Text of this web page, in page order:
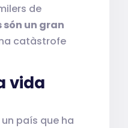
de
són un gran
catàstrofe
vida
país que ha